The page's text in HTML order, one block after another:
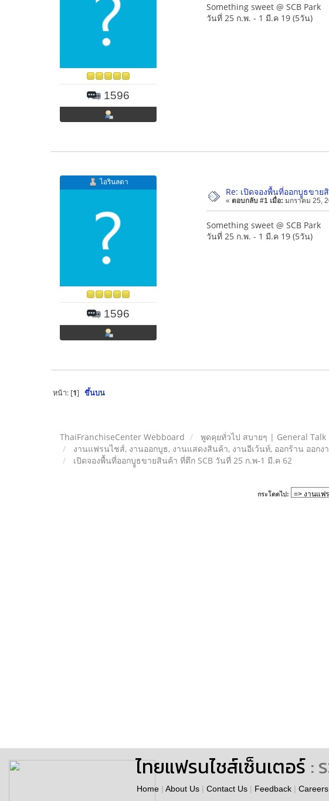
1596
Something sweet @ SCB Park
วันที่ 25 ก.พ. - 1 มี.ค 19 (5วัน)
ไอรินลดา
1596
Re: เปิดจองพื้นที่ออกบููธขาย
« ตอบกลับ #1 เมื่อ: มกราคม 25,
Something sweet @ SCB Park
วันที่ 25 ก.พ. - 1 มี.ค 19 (5วัน)
หน้า: [1] ขึ้นบน
ThaiFranchiseCenter Webboard
พูดคุยทั่วไป สบายๆ | General Talk
งานแฟรนไชส์, งานออกบูธ, งานแสดงสินค้า, งานอีเว้นท์, ออกร้าน ออก
เปิดจองพื้นที่ออกบููธขายสินค้า ที่ตึก SCB วันที่ 25 ก.พ-1 มี.ค 62
กระโดดไป:
ไทยแฟรนไชส์เซ็นเตอร์ :
Home | About Us | Contact Us | Feedback | Careers